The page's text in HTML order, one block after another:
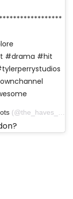
#drama #hit
(@the_haves_and_have_nots_) am 6. Mai 2019 um 13:13 Uhr PDT